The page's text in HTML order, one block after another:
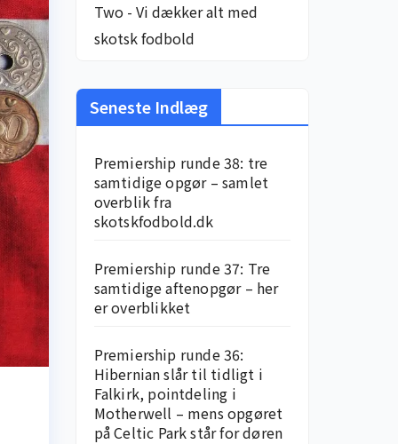
Two - Vi dækker alt med
skotsk fodbold
Seneste Indlæg
Premiership runde 38: tre
samtidige opgør – samlet
overblik fra
skotskfodbold.dk
Premiership runde 37: Tre
samtidige aftenopgør – her
er overblikket
Premiership runde 36:
Hibernian slår til tidligt i
Falkirk, pointdeling i
Motherwell – mens opgøret
på Celtic Park står for døren